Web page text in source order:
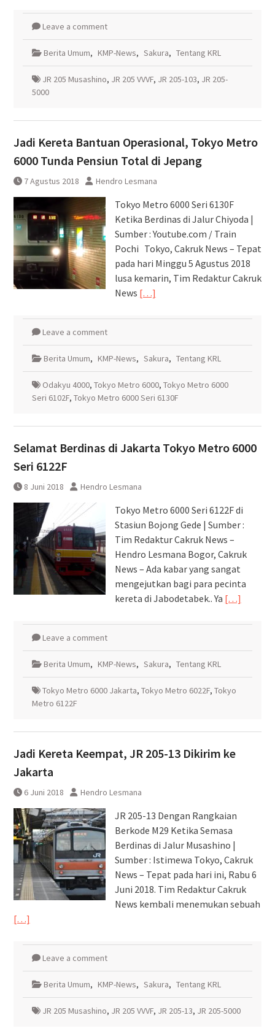
Leave a comment
Berita Umum, KMP-News, Sakura, Tentang KRL
JR 205 Musashino, JR 205 VVVF, JR 205-103, JR 205-
5000
Jadi Kereta Bantuan Operasional, Tokyo Metro
6000 Tunda Pensiun Total di Jepang
7 Agustus 2018 Hendro Lesmana
Tokyo Metro 6000 Seri 6130F
Ketika Berdinas di Jalur Chiyoda |
Sumber : Youtube.com / Train
Pochi Tokyo, Cakruk News – Tepat
pada hari Minggu 5 Agustus 2018
lusa kemarin, Tim Redaktur Cakruk
News […]
Leave a comment
Berita Umum, KMP-News, Sakura, Tentang KRL
Odakyu 4000, Tokyo Metro 6000, Tokyo Metro 6000
Seri 6102F, Tokyo Metro 6000 Seri 6130F
⁩Selamat Berdinas di Jakarta Tokyo Metro 6000
Seri 6122F
8 Juni 2018 Hendro Lesmana
Tokyo Metro 6000 Seri 6122F di
Stasiun Bojong Gede | Sumber :
Tim Redaktur Cakruk News –
Hendro Lesmana Bogor, Cakruk
News – Ada kabar yang sangat
mengejutkan bagi para pecinta
kereta di Jabodetabek.. Ya […]
Leave a comment
Berita Umum, KMP-News, Sakura, Tentang KRL
Tokyo Metro 6000 Jakarta, Tokyo Metro 6022F, Tokyo
Metro 6122F
Jadi Kereta Keempat, JR 205-13 Dikirim ke
Jakarta
6 Juni 2018 Hendro Lesmana
JR 205-13 Dengan Rangkaian
Berkode M29 Ketika Semasa
Berdinas di Jalur Musashino |
Sumber : Istimewa Tokyo, Cakruk
News – Tepat pada hari ini, Rabu 6
Juni 2018. Tim Redaktur Cakruk
News kembali menemukan sebuah
[…]
Leave a comment
Berita Umum, KMP-News, Sakura, Tentang KRL
JR 205 Musashino, JR 205 VVVF, JR 205-13, JR 205-5000